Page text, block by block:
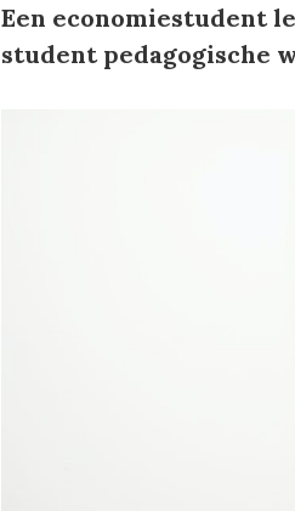
Een economiestudent
student pedagogische